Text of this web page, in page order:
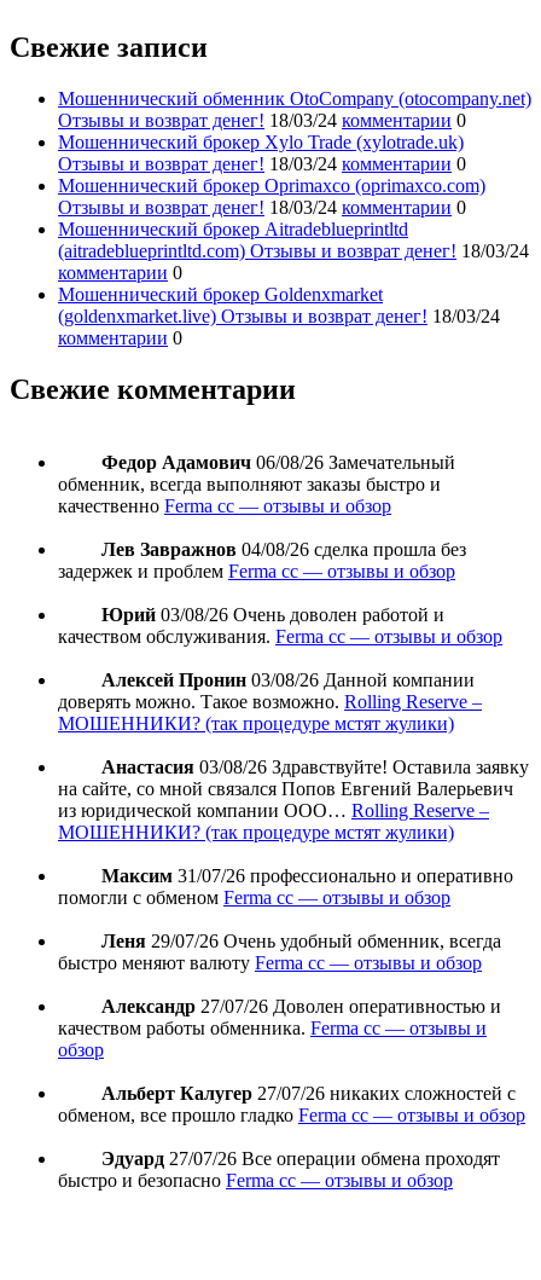
Свежие записи
Мошеннический обменник OtoCompany (otocompany.net)
Отзывы и возврат денег! 18/03/24 комментарии 0
Мошеннический брокер Xylo Trade (xylotrade.uk)
Отзывы и возврат денег! 18/03/24 комментарии 0
Мошеннический брокер Oprimaxco (oprimaxco.com)
Отзывы и возврат денег! 18/03/24 комментарии 0
Мошеннический брокер Aitradeblueprintltd
(aitradeblueprintltd.com) Отзывы и возврат денег! 18/03/24
комментарии 0
Мошеннический брокер Goldenxmarket
(goldenxmarket.live) Отзывы и возврат денег! 18/03/24
комментарии 0
Свежие комментарии
Федор Адамович 06/08/26 Замечательный
обменник, всегда выполняют заказы быстро и
качественно Ferma cc — отзывы и обзор
Лев Завражнов 04/08/26 сделка прошла без
задержек и проблем Ferma cc — отзывы и обзор
Юрий 03/08/26 Очень доволен работой и
качеством обслуживания. Ferma cc — отзывы и обзор
Алексей Пронин 03/08/26 Данной компании
доверять можно. Такое возможно. Rolling Reserve –
МОШЕННИКИ? (так процедуре мстят жулики)
Анастасия 03/08/26 Здравствуйте! Оставила заявку
на сайте, со мной связался Попов Евгений Валерьевич
из юридической компании ООО… Rolling Reserve –
МОШЕННИКИ? (так процедуре мстят жулики)
Максим 31/07/26 профессионально и оперативно
помогли с обменом Ferma cc — отзывы и обзор
Леня 29/07/26 Очень удобный обменник, всегда
быстро меняют валюту Ferma cc — отзывы и обзор
Александр 27/07/26 Доволен оперативностью и
качеством работы обменника. Ferma cc — отзывы и
обзор
Альберт Калугер 27/07/26 никаких сложностей с
обменом, все прошло гладко Ferma cc — отзывы и обзор
Эдуард 27/07/26 Все операции обмена проходят
быстро и безопасно Ferma cc — отзывы и обзор